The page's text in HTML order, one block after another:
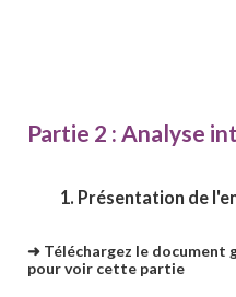
Partie 2 : Analyse
1. Présentation de
➜ Téléchargez le document
pour voir cette partie